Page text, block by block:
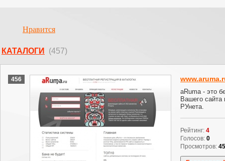
Нравится
КАТАЛОГИ (457)
456
aRuma - это
Вашего сайта
РУнета.
Рейтинг: 4
Голосов: 0
Просмотров: